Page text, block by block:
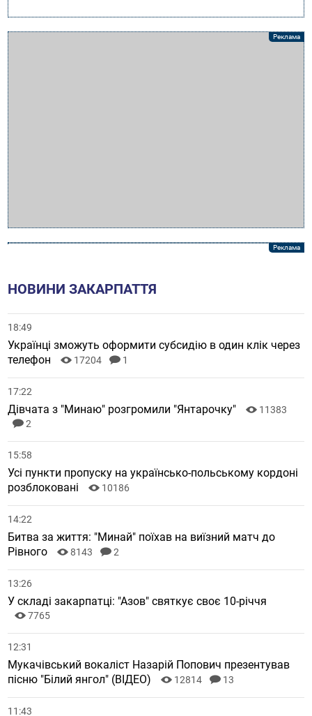
НОВИНИ ЗАКАРПАТТЯ
18:49
Українці зможуть оформити субсидію в один клік через
телефон
17204 1
17:22
Дівчата з "Минаю" розгромили "Янтарочку"
11383
2
15:58
Усі пункти пропуску на українсько-польському кордоні
розблоковані
10186
14:22
Битва за життя: "Минай" поїхав на виїзний матч до
Рівного
8143 2
13:26
У складі закарпатці: "Азов" святкує своє 10-річчя
7765
12:31
Мукачівський вокаліст Назарій Попович презентував
пісню "Білий янгол" (ВІДЕО)
12814 13
11:43